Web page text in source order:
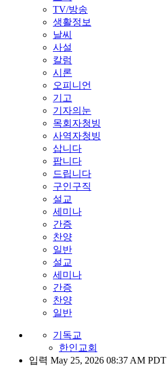
TV/방송
생활정보
날씨
사설
칼럼
시론
오피니언
기고
기자의눈
목회자청빙
사역자청빙
삽니다
팝니다
드립니다
구인구직
설교
세미나
간증
찬양
일반
설교
세미나
간증
찬양
일반
기독교
한인교회
입력 May 25, 2026 08:37 AM PDT